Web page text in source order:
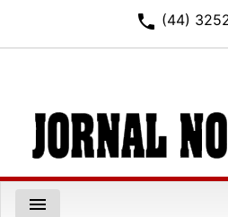
phone (44)
menu